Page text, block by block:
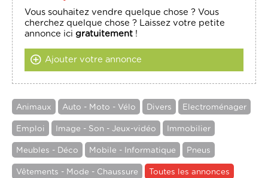
Vous souhaitez vendre quelque chose ? Vous
cherchez quelque chose ? Laissez votre petite
annonce icigratuitement !
Ajouter votre annonce
Animaux Auto - Moto - Vélo Divers Electroménager
Emploi Image - Son - Jeux-vidéo Immobilier
Meubles - Déco Mobile - Informatique Pneus
Vêtements - Mode - Chaussure Toutes les annonces